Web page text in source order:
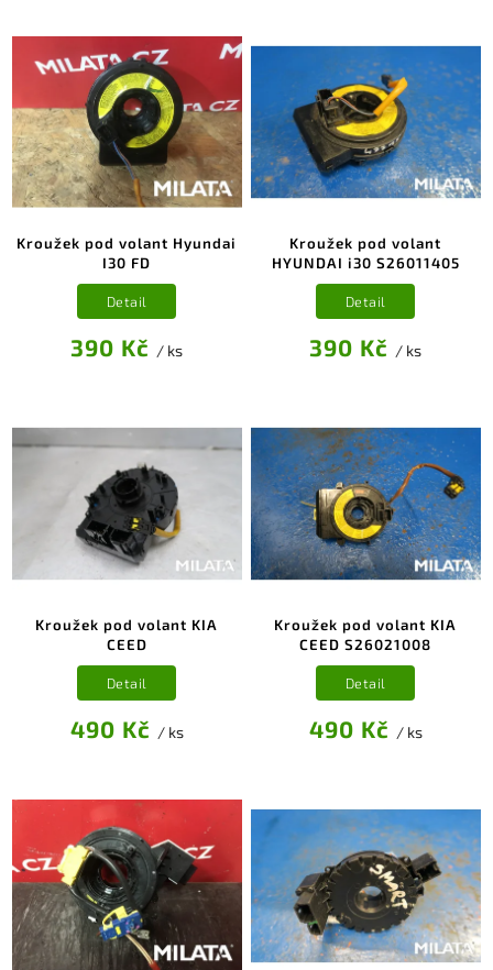
Kroužek pod volant Hyundai
I30 FD
390 Kč / ks
Detail
Kroužek pod volant
HYUNDAI i30 S26011405
390 Kč / ks
Detail
Kroužek pod volant KIA
CEED
490 Kč / ks
Detail
Kroužek pod volant KIA
CEED S26021008
490 Kč / ks
Detail